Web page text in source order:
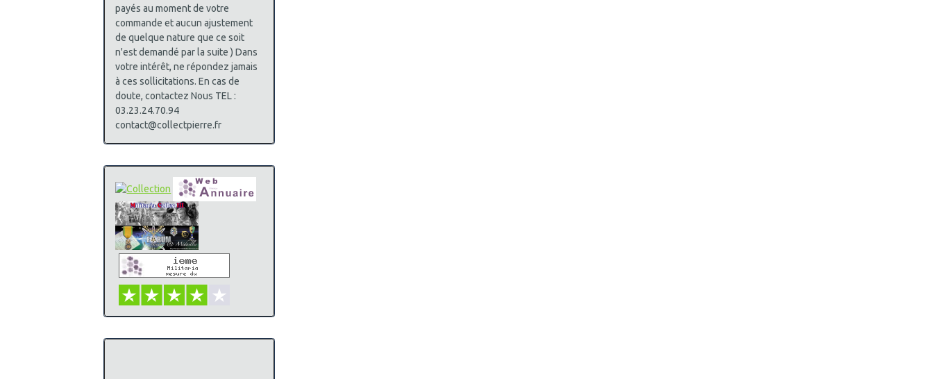
payés au moment de votre
commande et aucun ajustement
de quelque nature que ce soit
n'est demandé par la suite ) Dans
votre intérêt, ne répondez jamais
à ces sollicitations. En cas de
doute, contactez Nous TEL :
03.23.24.70.94
contact@collectpierre.fr